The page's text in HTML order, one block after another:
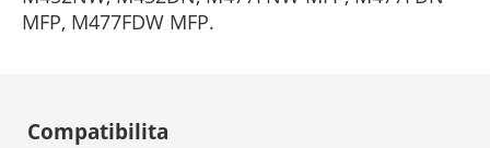
MFP, M477FDW MFP.
Compatibilita